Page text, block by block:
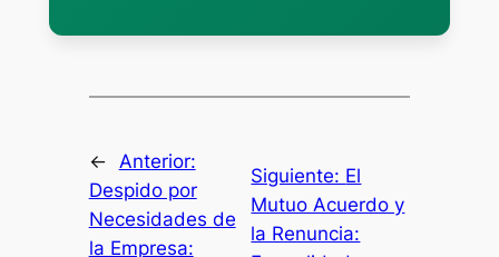
← Anterior:
Despido por
Necesidades de
la Empresa:
Siguiente: El
Mutuo Acuerdo y
la Renuncia: